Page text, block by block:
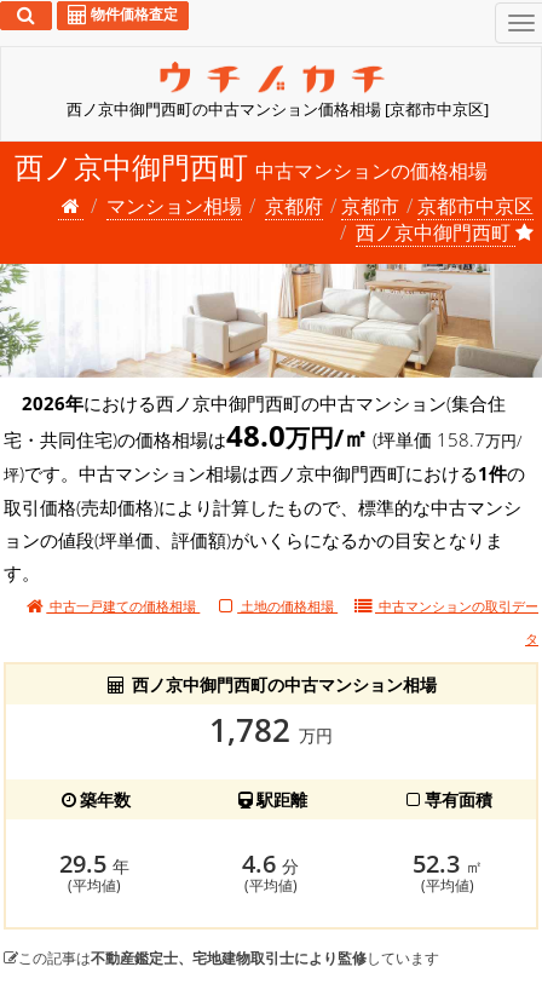
西ノ京中御門西町の中古マンション価格相場 [京都市中京区]
物件価格査定
西ノ京中御門西町 中古マンションの価格相場
マンション相場
京都府 京都市
京都市中京区
西ノ京中御門西町
2026年における西ノ京中御門西町の中古マンション(集合住
宅・共同住宅)の価格相場は48.0万円/㎡ (坪単価 158.7万円/
坪)です。中古マンション相場は西ノ京中御門西町における1件の
取引価格(売却価格)により計算したもので、標準的な中古マンシ
ョンの値段(坪単価、評価額)がいくらになるかの目安となりま
す。
中古一戸建ての価格相場 土地の価格相場 中古マンションの取引デー
タ
西ノ京中御門西町の中古マンション相場
1,782 万円
築年数 駅距離 専有面積
29.5 年
(平均値)
4.6分
(平均値)
52.3 ㎡
(平均値)
この記事は不動産鑑定士、宅地建物取引士により監修しています